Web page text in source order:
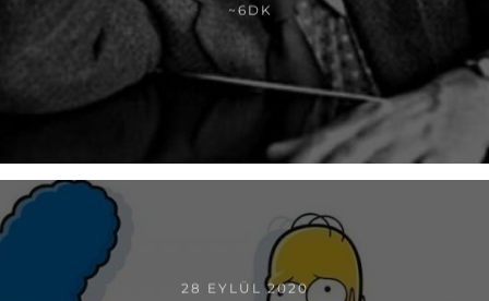
~6DK
28 EYLÜL 2020